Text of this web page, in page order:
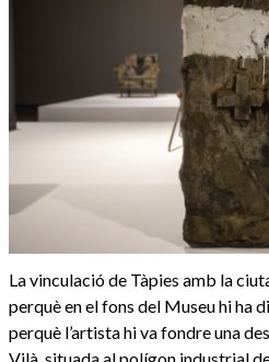
La vinculació de Tàpies amb la
perquè en el fons del Museu hi ha
perquè l’artista hi va fondre una